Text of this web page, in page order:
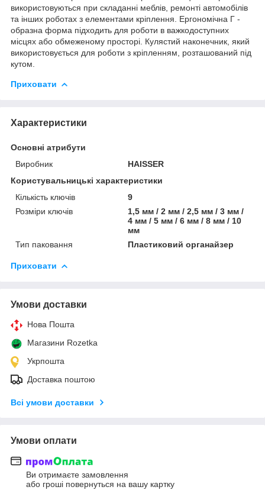
використовуються при складанні меблів, ремонті автомобілів
та інших роботах з елементами кріплення. Ергономічна Г -
образна форма підходить для роботи в важкодоступних
місцях або обмеженому просторі. Кулястий наконечник, який
використовується для роботи з кріпленням, розташований під
кутом.
Приховати
Характеристики
Основні атрибути
Виробник
HAISSER
Користувальницькі характеристики
Кількість ключів
9
Розміри ключів
1,5 мм / 2 мм / 2,5 мм / 3 мм /
4 мм / 5 мм / 6 мм / 8 мм / 10
мм
Тип паковання
Пластиковий органайзер
Приховати
Умови доставки
Нова Пошта
Магазини Rozetka
Укрпошта
Доставка поштою
Всі умови доставки
Умови оплати
Ви отримаєте замовлення
або гроші повернуться на вашу картку